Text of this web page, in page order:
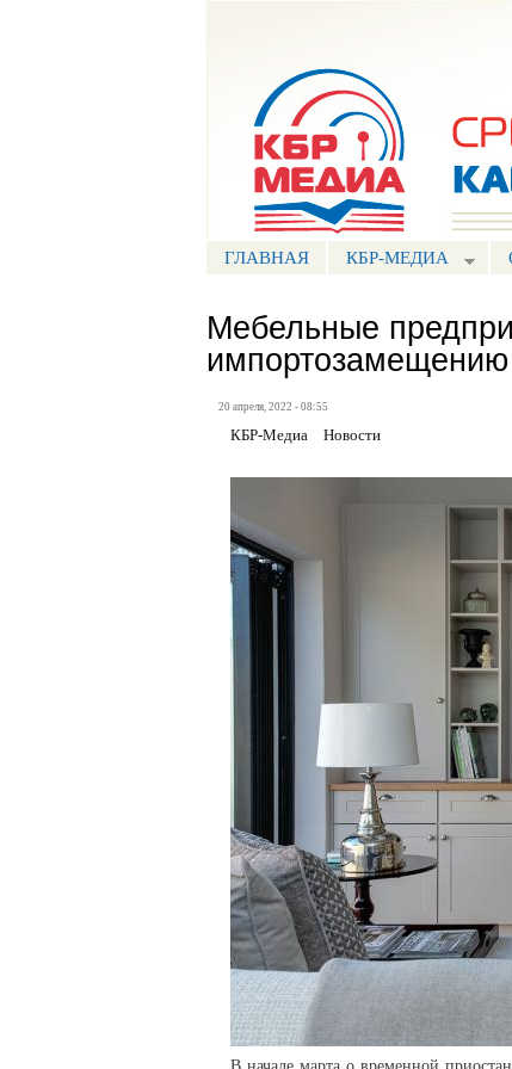
ГЛАВНАЯ КБР-МЕДИА
Мебельные
импортозамещению
20 апреля, 2022 - 08:55
КБР-Медиа Новости